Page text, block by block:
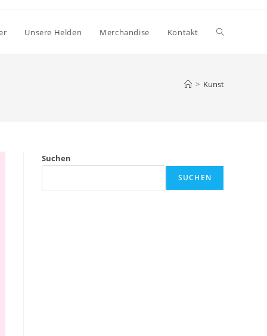
Unsere Helden Merchandise Kontakt Website-
> Kunst
Suchen
SUCHEN